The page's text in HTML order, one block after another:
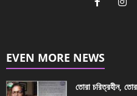
EVEN MORE NEWS
তোরা চরিত্রহীন,